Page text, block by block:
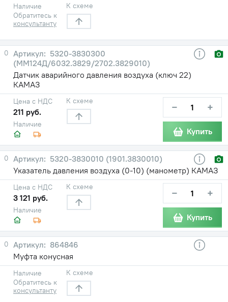
Наличие
Обратитесь к
консультанту
К схеме
0
5320-3830300
(ММ124Д/6032.3829/2702.3829010)
Датчик аварийного давления воздуха (ключ 22)
КАМАЗ
Наличие
Цена с НДС
211 руб.
К схеме − +
Купить
0
5320-3830010 (1901.3830010)
Указатель давления воздуха (0-10) (манометр) КАМАЗ
Наличие
Цена с НДС
3 121 руб.
К схеме − +
Купить
0
864846
Муфта конусная
Наличие
Обратитесь к
консультанту
К схеме